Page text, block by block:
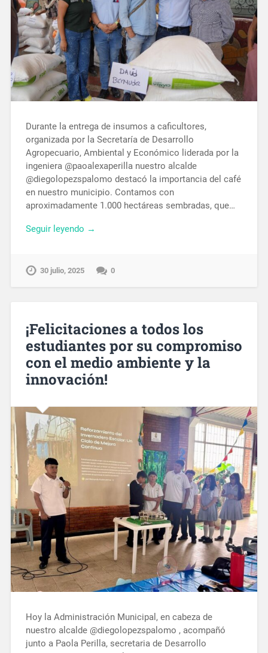
Durante la entrega de insumos a caficultores,
organizada por la Secretaría de Desarrollo
Agropecuario, Ambiental y Económico liderada por la
ingeniera @paoalexaperilla nuestro alcalde
@diegolopezspalomo destacó la importancia del café
en nuestro municipio. Contamos con
aproximadamente 1.000 hectáreas sembradas, que…
Seguir leyendo →
30 julio, 2025 0
¡Felicitaciones a todos los
estudiantes por su compromiso
con el medio ambiente y la
innovación!
Hoy la Administración Municipal, en cabeza de
nuestro alcalde @diegolopezspalomo , acompañó
junto a Paola Perilla, secretaria de Desarrollo